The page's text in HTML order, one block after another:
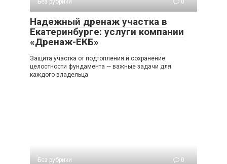
Без рубрики 0
Надежный дренаж участка в
Екатеринбурге: услуги компании
«Дренаж-ЕКБ»
Защита участка от подтопления и сохранение
целостности фундамента — важные задачи для
каждого владельца
Без рубрики 0